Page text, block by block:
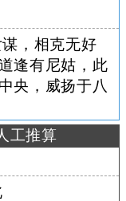
，相克无好
逢有尼姑，此
央，威扬于八
工推算